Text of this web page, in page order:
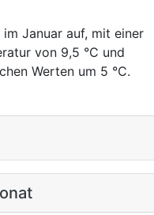
Januar auf, mit einer
von 9,5 °C und
Werten um 5 °C.